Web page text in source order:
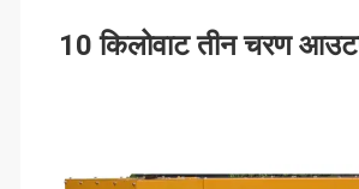
10 किलोवाट तीन चरण